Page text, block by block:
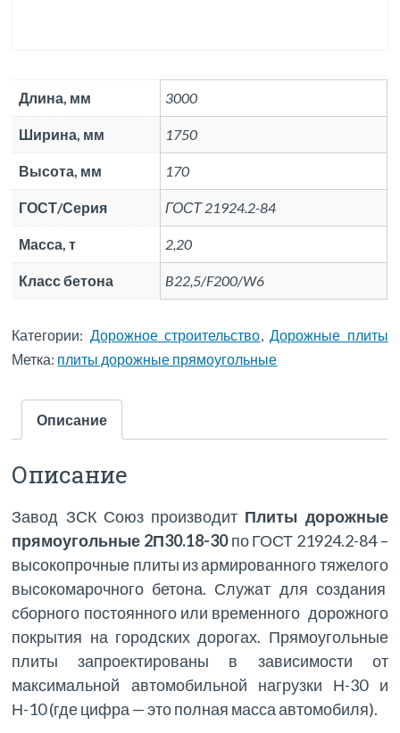
Длина, мм 3000
Ширина, мм 1750
Высота, мм 170
ГОСТ/Серия ГОСТ 21924.2-84
Масса, т 2,20
Класс бетона B22,5/F200/W6
Категории: Дорожное строительство
Дорожные плиты
Метка: плиты дорожные прямоугольные
Описание
Описание
Завод ЗСК Союз производит Плиты дорожные
прямоугольные 2П30.18-30по ГОСТ 21924.2-84 –
высокопрочные плиты из армированного тяжелого
высокомарочного бетона. Служат для создания
сборного постоянного или временного дорожного
покрытия на городских дорогах. Прямоугольные
плиты запроектированы в зависимости от
максимальной автомобильной нагрузки Н-30 и
Н-10 (где цифра — это полная масса автомобиля).